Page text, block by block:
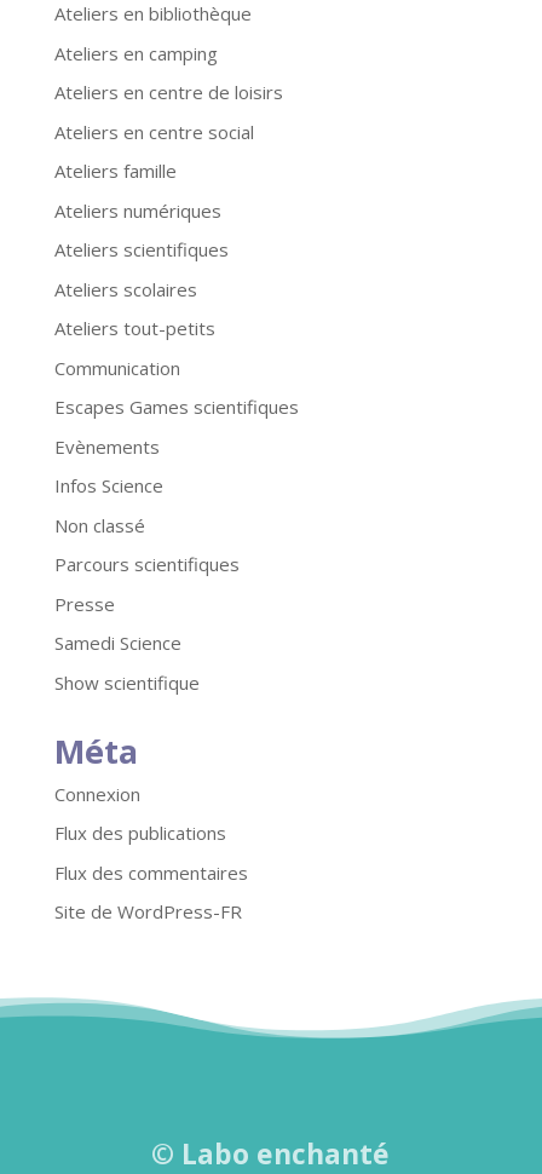
Ateliers en bibliothèque
Ateliers en camping
Ateliers en centre de loisirs
Ateliers en centre social
Ateliers famille
Ateliers numériques
Ateliers scientifiques
Ateliers scolaires
Ateliers tout-petits
Communication
Escapes Games scientifiques
Evènements
Infos Science
Non classé
Parcours scientifiques
Presse
Samedi Science
Show scientifique
Méta
Connexion
Flux des publications
Flux des commentaires
Site de WordPress-FR
© Labo enchanté